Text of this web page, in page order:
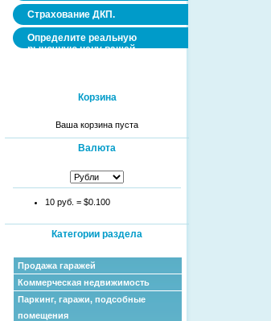
Страхование ДКП.
Определите реальную
рыночную цену вашей
Корзина
Ваша корзина пуста
Валюта
10 руб. = $0.100
Категории раздела
Продажа гаражей
Коммерческая недвижимость
Паркинг, гаражи, подсобные
помещения